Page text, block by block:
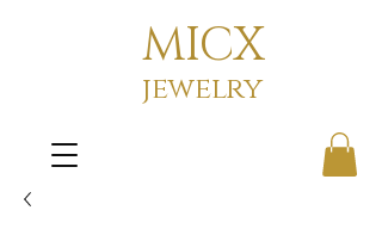
MICX
jewelry